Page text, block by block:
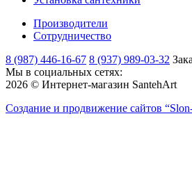
Производители
Сотрудничество
8 (987) 446-16-67 8 (937) 989-03-32
Мы в социальных сетях:
2026 © Интернет-магазин SantehArt
Создание и продвижение сайтов